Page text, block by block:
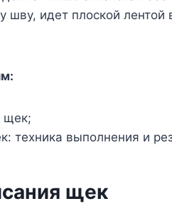
идет плоской лентой
щек;
техника выполнения и
щек